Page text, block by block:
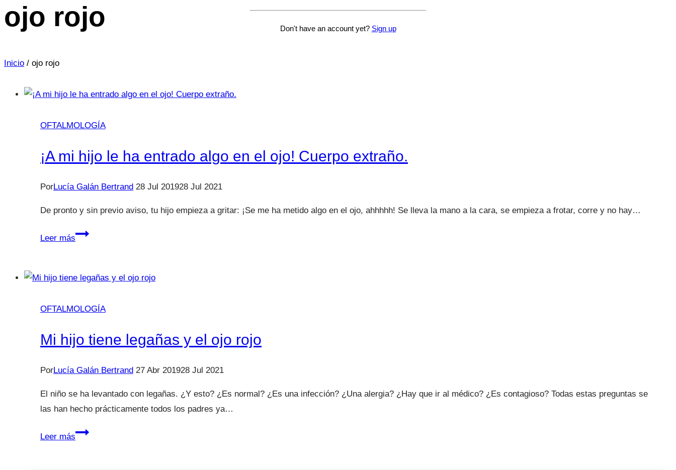
ojo rojo
Inicio / ojo rojo
OFTALMOLOGÍA
¡A mi hijo le ha entrado algo en el ojo! Cuerpo extraño.
PorLucía Galán Bertrand 28 Jul 201928 Jul 2021
De pronto y sin previo aviso, tu hijo empieza a gritar: ¡Se me ha metido algo en el ojo, ahhhhh! Se lleva la mano a la cara, se empieza a frotar, corre y no hay…
Leer más¡A
le
entrado
en
ojo!
extraño.
OFTALMOLOGÍA
Mi hijo tiene legañas y el ojo rojo
PorLucía Galán Bertrand 27 Abr 201928 Jul 2021
El niño se ha levantado con legañas. ¿Y esto? ¿Es normal? ¿Es una infección? ¿Una alergia? ¿Hay que ir al médico? ¿Es contagioso? Todas estas preguntas se
las han hecho prácticamente todos los padres ya…
Leer másMi
Don't have an account yet? Sign up